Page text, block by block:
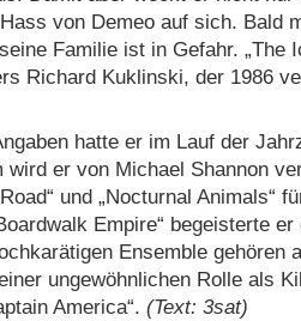
von Demeo auf sich. Bald
Familie ist in Gefahr. „The
Richard Kuklinski, der 1986
hatte er im Lauf der
wird er von Michael Shannon
und „Nocturnal Animals“
Empire“ begeisterte
Ensemble gehören
ungewöhnlichen Rolle als
America“.(Text: 3sat)